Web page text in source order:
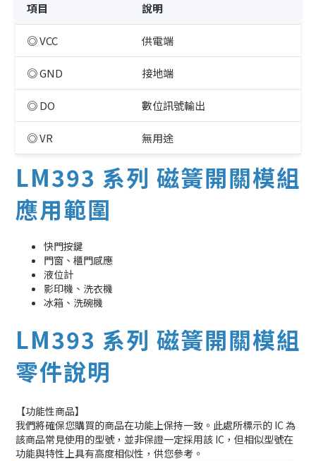
項目 說明
◎ VCC 供電端
◎ GND 接地端
◎ DO 數位訊號輸出
◎ VR 無用途
LM393 系列 磁簧開關模組
應用範圍
快門按鍵
門窗、櫃門感應
液位計
影印機、洗衣機
冰箱、洗碗機
LM393 系列 磁簧開關模組
零件說明
【功能性商品】
我們將確保您購買的商品在功能上保持一致。此處所標示的 IC 為
該商品常見使用的型號，並非保證一定採用該 IC，但相似型號在
功能與特性上具有高度相似性，供您參考。